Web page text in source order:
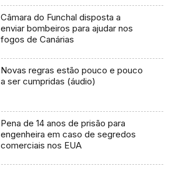
Câmara do Funchal disposta a
enviar bombeiros para ajudar nos
fogos de Canárias
Novas regras estão pouco e pouco
a ser cumpridas (áudio)
Pena de 14 anos de prisão para
engenheira em caso de segredos
comerciais nos EUA